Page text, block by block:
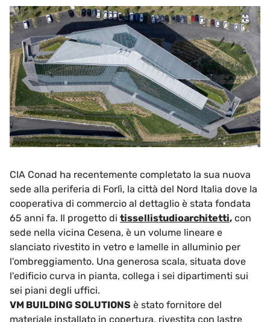
CIA Conad ha recentemente completato la sua nuova
sede alla periferia di Forlì, la città del Nord Italia dove la
cooperativa di commercio al dettaglio è stata fondata
65 anni fa. Il progetto di tissellistudioarchitetti, con
sede nella vicina Cesena, è un volume lineare e
slanciato rivestito in vetro e lamelle in alluminio per
l'ombreggiamento. Una generosa scala, situata dove
l'edificio curva in pianta, collega i sei dipartimenti sui
sei piani degli uffici.
VM BUILDING SOLUTIONS è stato fornitore del
materiale installato in copertura, rivestita con lastre